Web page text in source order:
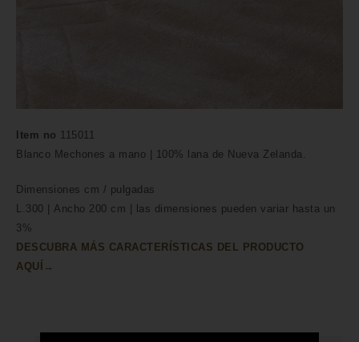
Item no 115011
Blanco Mechones a mano | 100% lana de Nueva Zelanda.
Dimensiones cm / pulgadas
L.300 | Ancho 200 cm | las dimensiones pueden variar hasta un
3%
DESCUBRA MÁS CARACTERÍSTICAS DEL PRODUCTO
AQUÍ→